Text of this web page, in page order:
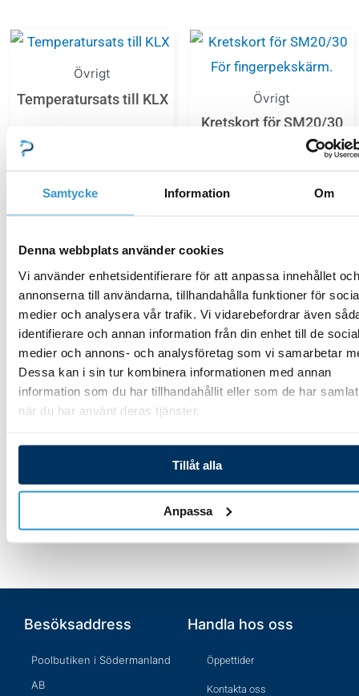
Samtycke Information Om
Denna webbplats använder cookies
Vi använder enhetsidentifierare för att anpassa innehållet och
annonserna till användarna, tillhandahålla funktioner för
medier och analysera vår trafik. Vi vidarebefordrar även
identifierare och annan information från din enhet till de
medier och annons- och analysföretag som vi samarbetar
Dessa kan i sin tur kombinera informationen med annan
information som du har tillhandahållit eller som de har
när du har använt deras tjänster.
Tillåt alla
Anpassa
Övrigt
Temperatursats till KLX
Lägg till i varukorg
Övrigt
Kretskort för SM20/30
För fingerpekskärm.
Lägg till i varukorg
Övrigt
Nackkuddar, stående
Välj alternativ
Den
produkten
har
flera
varianter.
olika
alternativen
kan
på
produktsidan
Övrigt
Munstycken till Tahiti
Välj alternativ
Den
här
produkten
har
varianter.
olika
kan
på
Besöksaddress
Poolbutiken i Södermanland
AB
Handla hos oss
Öppettider
Kontakta oss